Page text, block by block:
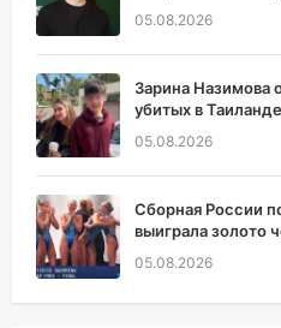
05.08.2026
Зарина Назимова
убитых в
05.08.2026
Сборная России
выиграла золото
05.08.2026